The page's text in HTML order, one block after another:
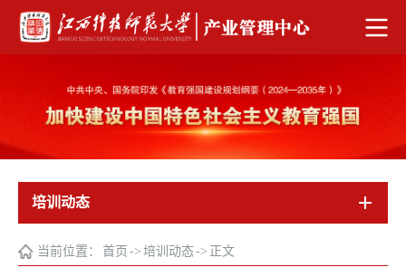
培训动态
当前位置： 首页 -> 培训动态-> 正文